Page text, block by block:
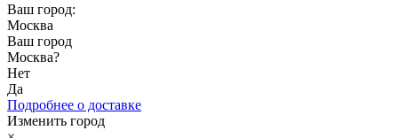
Ваш город:
Москва
Ваш город
Москва?
Нет
Да
Подробнее о доставке
Изменить город